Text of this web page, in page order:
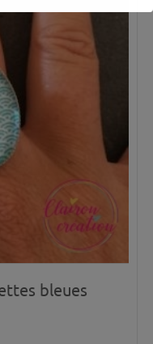
bleues